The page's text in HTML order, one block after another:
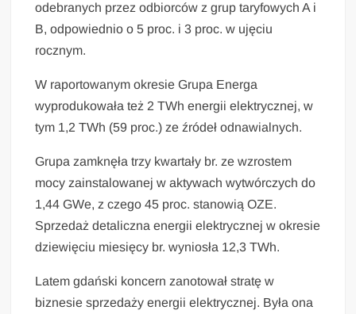
odebranych przez odbiorców z grup taryfowych A i
B, odpowiednio o 5 proc. i 3 proc. w ujęciu
rocznym.
W raportowanym okresie Grupa Energa
wyprodukowała też 2 TWh energii elektrycznej, w
tym 1,2 TWh (59 proc.) ze źródeł odnawialnych.
Grupa zamknęła trzy kwartały br. ze wzrostem
mocy zainstalowanej w aktywach wytwórczych do
1,44 GWe, z czego 45 proc. stanowią OZE.
Sprzedaż detaliczna energii elektrycznej w okresie
dziewięciu miesięcy br. wyniosła 12,3 TWh.
Latem gdański koncern zanotował stratę w
biznesie sprzedaży energii elektrycznej. Była ona